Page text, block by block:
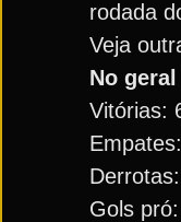
rodada
Veja
No
Vitórias:
Gols